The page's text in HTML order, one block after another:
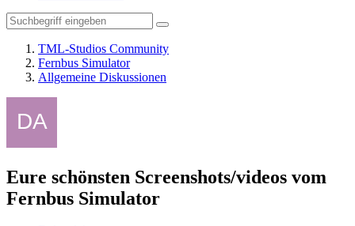
TML-Studios Community
Fernbus Simulator
Allgemeine Diskussionen
Eure schönsten Screenshots/videos vom
Fernbus Simulator